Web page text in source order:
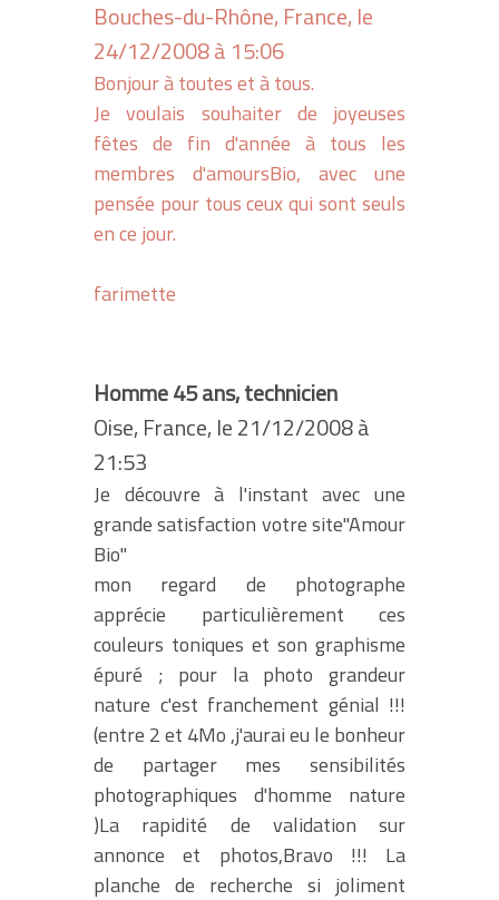
Bouches-du-Rhône, France, le
24/12/2008 à 15:06
Bonjour à toutes et à tous.
Je voulais souhaiter de joyeuses
fêtes de fin d'année à tous les
membres d'amoursBio, avec une
pensée pour tous ceux qui sont seuls
en ce jour.
farimette
Homme 45 ans, technicien
Oise, France, le 21/12/2008 à
21:53
Je découvre à l'instant avec une
grande satisfaction votre site"Amour
Bio"
mon regard de photographe
apprécie particulièrement ces
couleurs toniques et son graphisme
épuré ; pour la photo grandeur
nature c'est franchement génial !!!
(entre 2 et 4Mo ,j'aurai eu le bonheur
de partager mes sensibilités
photographiques d'homme nature
)La rapidité de validation sur
annonce et photos,Bravo !!! La
planche de recherche si joliment